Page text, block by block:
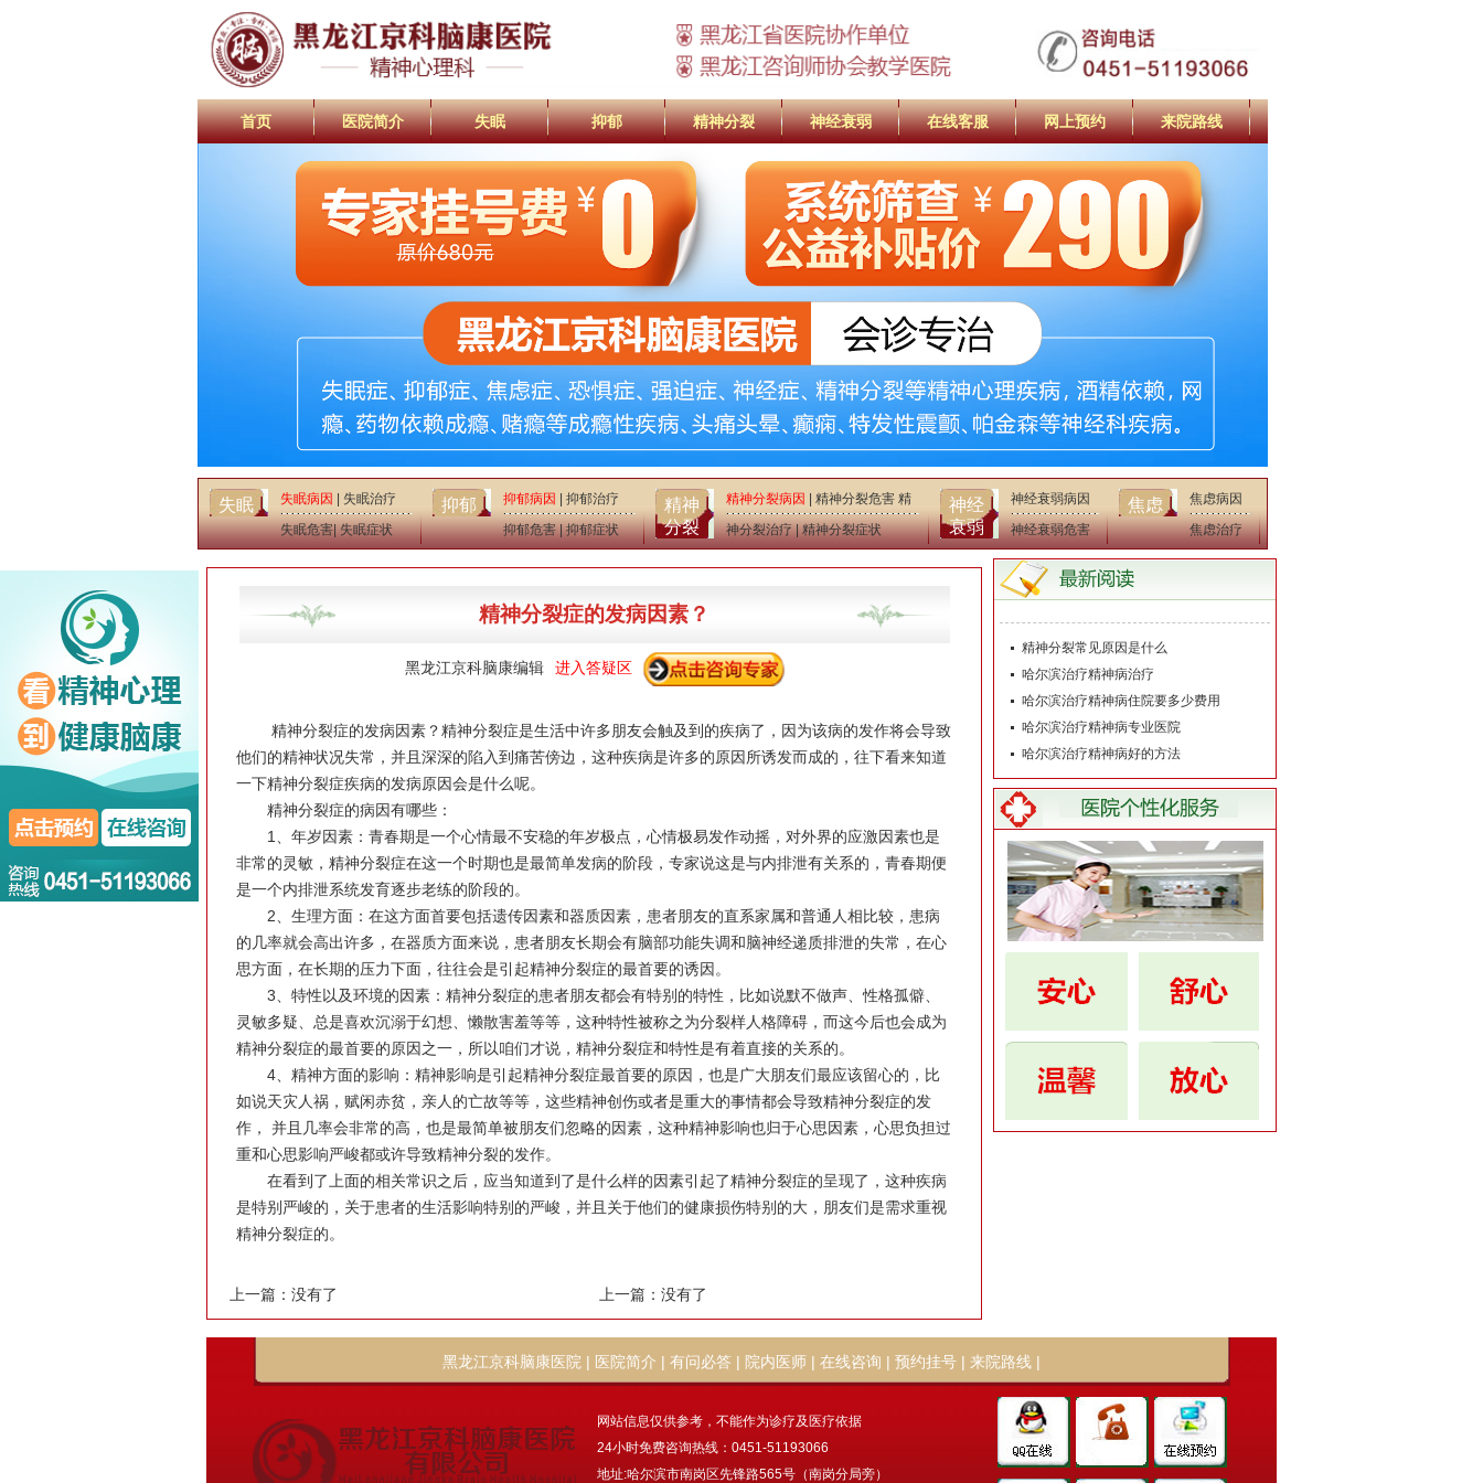
首页 医院简介 失眠 抑郁 精神分裂 神经衰弱 在线客服 网上预约 来院路线
失眠 失眠病因
失眠治疗
失眠危害|失眠症状
抑郁 抑郁病因
抑郁治疗
抑郁危害|抑郁症状
精神
分裂
精神分裂病因 精神分裂危害 精
神分裂治疗|精神分裂症状
神经
衰弱
神经衰弱病因
神经衰弱危害
焦虑
焦虑病因
焦虑治疗
精神分裂症的发病因素？
黑龙江京科脑康编辑 进入答疑区
精神分裂症的发病因素？精神分裂症是生活中许多朋友会触及到的疾病了，因为该病的发作将会导致
他们的精神状况失常，并且深深的陷入到痛苦傍边，这种疾病是许多的原因所诱发而成的，往下看来知道
一下精神分裂症疾病的发病原因会是什么呢。
精神分裂症的病因有哪些：
1、年岁因素：青春期是一个心情最不安稳的年岁极点，心情极易发作动摇，对外界的应激因素也是
非常的灵敏，精神分裂症在这一个时期也是最简单发病的阶段，专家说这是与内排泄有关系的，青春期便
是一个内排泄系统发育逐步老练的阶段的。
2、生理方面：在这方面首要包括遗传因素和器质因素，患者朋友的直系家属和普通人相比较，患病
的几率就会高出许多，在器质方面来说，患者朋友长期会有脑部功能失调和脑神经递质排泄的失常，在心
思方面，在长期的压力下面，往往会是引起精神分裂症的最首要的诱因。
3、特性以及环境的因素：精神分裂症的患者朋友都会有特别的特性，比如说默不做声、性格孤僻、
灵敏多疑、总是喜欢沉溺于幻想、懒散害羞等等，这种特性被称之为分裂样人格障碍，而这今后也会成为
精神分裂症的最首要的原因之一，所以咱们才说，精神分裂症和特性是有着直接的关系的。
4、精神方面的影响：精神影响是引起精神分裂症最首要的原因，也是广大朋友们最应该留心的，比
如说天灾人祸，赋闲赤贫，亲人的亡故等等，这些精神创伤或者是重大的事情都会导致精神分裂症的发
作， 并且几率会非常的高，也是最简单被朋友们忽略的因素，这种精神影响也归于心思因素，心思负担过
重和心思影响严峻都或许导致精神分裂的发作。
在看到了上面的相关常识之后，应当知道到了是什么样的因素引起了精神分裂症的呈现了，这种疾病
是特别严峻的，关于患者的生活影响特别的严峻，并且关于他们的健康损伤特别的大，朋友们是需求重视
精神分裂症的。
上一篇：没有了 上一篇：没有了
精神分裂常见原因是什么
哈尔滨治疗精神病治疗
哈尔滨治疗精神病住院要多少费用
哈尔滨治疗精神病专业医院
哈尔滨治疗精神病好的方法
黑龙江京科脑康医院 | 医院简介 | 有问必答 | 院内医师 | 在线咨询 | 预约挂号 | 来院路线 |
网站信息仅供参考，不能作为诊疗及医疗依据
24小时免费咨询热线：0451-51193066
地址:哈尔滨市南岗区先锋路565号（南岗分局旁）